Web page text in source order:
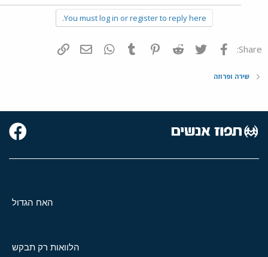
You must log in or register to reply here.
Share: פייסבוק Twitter
Reddit
Pinterest
Tumblr
WhatsAppדואר אלקטרוני
שירה ופרוזה
האח הגדול
הלוואות רק תבקש